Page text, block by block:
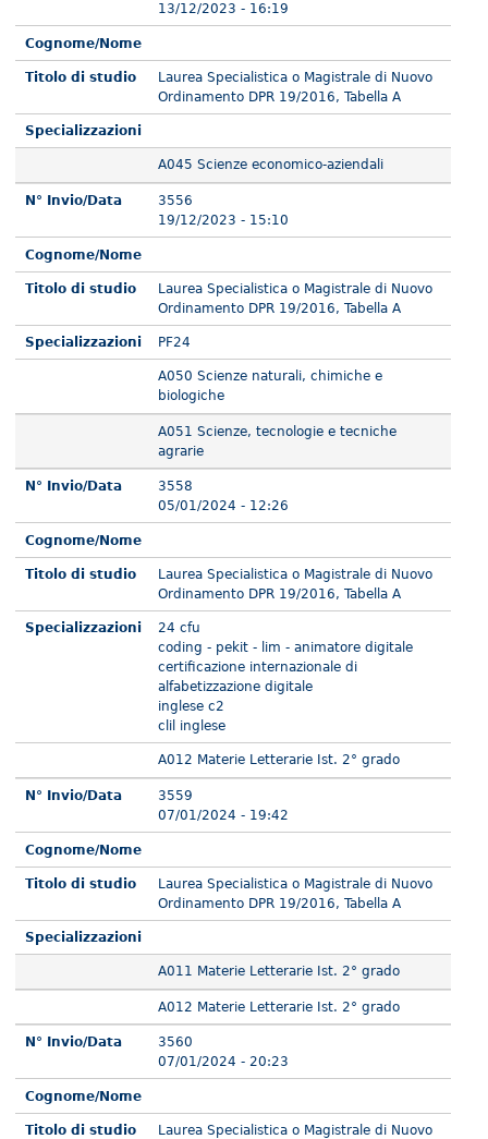
13/12/2023 - 16:19
Cognome/Nome
Titolo di studio
Laurea Specialistica o Magistrale di Nuovo
Ordinamento DPR 19/2016, Tabella A
Specializzazioni
A045 Scienze economico-aziendali
N° Invio/Data
3556
19/12/2023 - 15:10
Cognome/Nome
Titolo di studio
Laurea Specialistica o Magistrale di Nuovo
Ordinamento DPR 19/2016, Tabella A
Specializzazioni PF24
A050 Scienze naturali, chimiche e
biologiche
A051 Scienze, tecnologie e tecniche
agrarie
N° Invio/Data
3558
05/01/2024 - 12:26
Cognome/Nome
Titolo di studio
Laurea Specialistica o Magistrale di Nuovo
Ordinamento DPR 19/2016, Tabella A
Specializzazioni
24 cfu
coding - pekit - lim - animatore digitale
certificazione internazionale di
alfabetizzazione digitale
inglese c2
clil inglese
A012 Materie Letterarie Ist. 2° grado
N° Invio/Data
3559
07/01/2024 - 19:42
Cognome/Nome
Titolo di studio
Laurea Specialistica o Magistrale di Nuovo
Ordinamento DPR 19/2016, Tabella A
Specializzazioni
A011 Materie Letterarie Ist. 2° grado
A012 Materie Letterarie Ist. 2° grado
N° Invio/Data
3560
07/01/2024 - 20:23
Cognome/Nome
Titolo di studio
Laurea Specialistica o Magistrale di Nuovo